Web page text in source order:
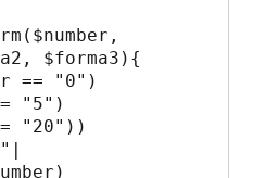
$forma3){
"5")
"20"))